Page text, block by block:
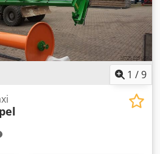
1 /9